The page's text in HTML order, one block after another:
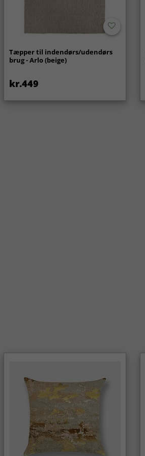
Tæpper til indendørs/udendørs
brug - Arlo (beige)
kr.449